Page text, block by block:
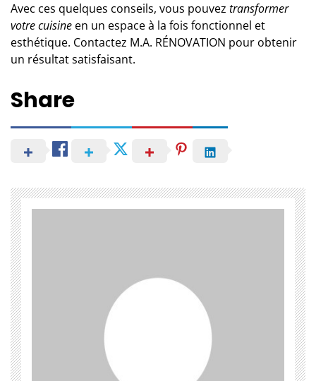
Avec ces quelques conseils, vous pouvez transformer
votre cuisine en un espace à la fois fonctionnel et
esthétique. Contactez M.A. RÉNOVATION pour obtenir
un résultat satisfaisant.
Share